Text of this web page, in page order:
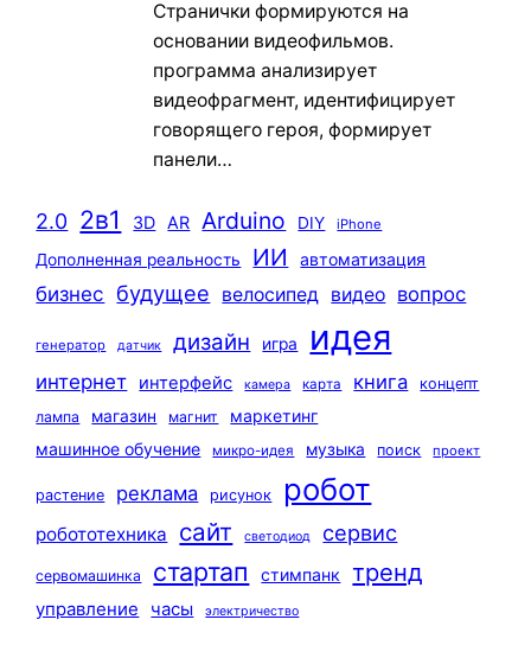
Странички формируются на
основании видеофильмов.
программа анализирует
видеофрагмент, идентифицирует
говорящего героя, формирует
панели…
2.0 2в1 3D AR Arduino DIY iPhone
Дополненная реальность ИИ автоматизация
бизнес будущее велосипед видео вопрос
генератор датчик дизайн игра идея
интернет интерфейс камера карта книга
концепт
лампа
магазин магнит
маркетинг
машинное обучение
микро-идея музыка поиск проект
растение реклама рисунок робот
робототехника сайт светодиод сервис
сервомашинка стартап стимпанк тренд
управление часы электричество